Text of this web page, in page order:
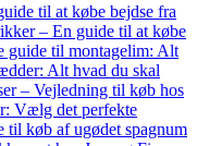
til at købe bejdse fra
– En guide til at købe
guide til montagelim: Alt
Alt hvad du skal
– Vejledning til køb hos
Vælg det perfekte
til køb af ugødet spagnum